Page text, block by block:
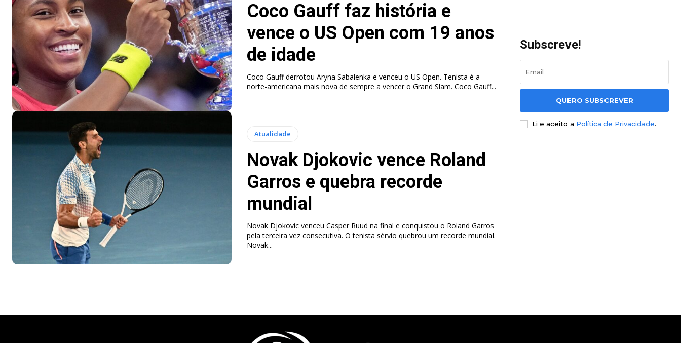
Coco Gauff faz história e
vence o US Open com 19 anos
de idade
Coco Gauff derrotou Aryna Sabalenka e venceu o US Open. Tenista é a
norte-americana mais nova de sempre a vencer o Grand Slam. Coco Gauff...
Atualidade
Novak Djokovic vence Roland
Garros e quebra recorde
mundial
Novak Djokovic venceu Casper Ruud na final e conquistou o Roland Garros
pela terceira vez consecutiva. O tenista sérvio quebrou um recorde mundial.
Novak...
Subscreve!
QUERO SUBSCREVER
Li e aceito a Política de Privacidade.